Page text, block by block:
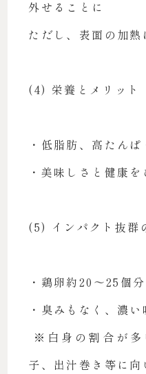
外せることに
ただし、表面の加熱
(4) 栄養とメリット
・低脂肪、高たん
・美味しさと健康
(5) インパクト抜群
・鶏卵約20〜25個分
・臭みもなく、濃
※白身の割合が多
子、出汁巻き等に向